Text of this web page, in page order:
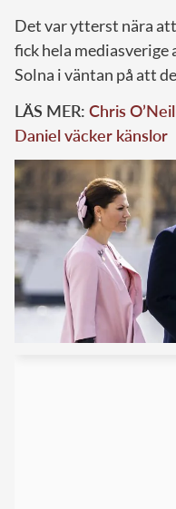
Det var ytterst nära
fick hela
Solna i väntan på att
LÄS MER: Chris
Daniel väcker känslor